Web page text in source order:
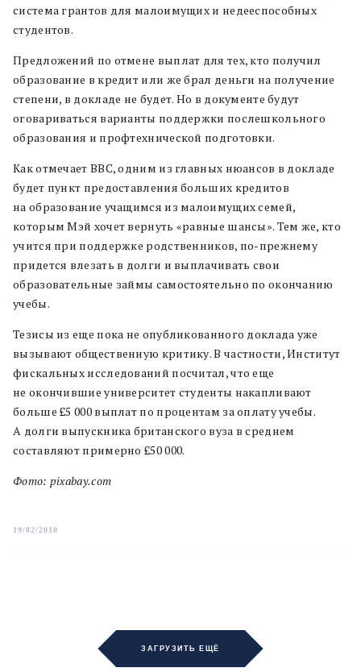
система грантов для малоимущих и недееспособных
студентов.
Предложений по отмене выплат для тех, кто получил
образование в кредит или же брал деньги на получение
степени, в докладе не будет. Но в документе будут
оговариваться варианты поддержки послешкольного
образования и профтехнической подготовки.
Как отмечает BBC, одним из главных нюансов в докладе
будет пункт предоставления больших кредитов
на образование учащимся из малоимущих семей,
которым Мэй хочет вернуть «равные шансы». Тем же, кто
учится при поддержке родственников, по-прежнему
придется влезать в долги и выплачивать свои
образовательные займы самостоятельно по окончанию
учебы.
Тезисы из еще пока не опубликованного доклада уже
вызывают общественную критику. В частности, Институт
фискальных исследований посчитал, что еще
не окончившие университет студенты накапливают
больше £5 000 выплат по процентам за оплату учебы.
А долги выпускника британского вуза в среднем
составляют примерно £50 000.
Фото: pixabay.com
19/02/2018
ЗАГРУЗИТЬ ЕЩЁ